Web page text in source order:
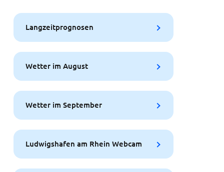
Langzeitprognosen
Wetter im August
Wetter im September
Ludwigshafen am Rhein Webcam